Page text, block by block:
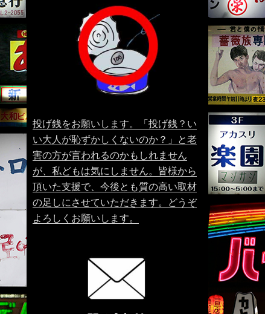
投げ銭をお願いします。「投げ銭？い
い大人が恥ずかしくないのか？」と老
害の方が言われるのかもしれません
が、私どもは気にしません。皆様から
頂いた支援で、今後とも質の高い取材
の足しにさせていただきます。どうぞ
よろしくお願いします。